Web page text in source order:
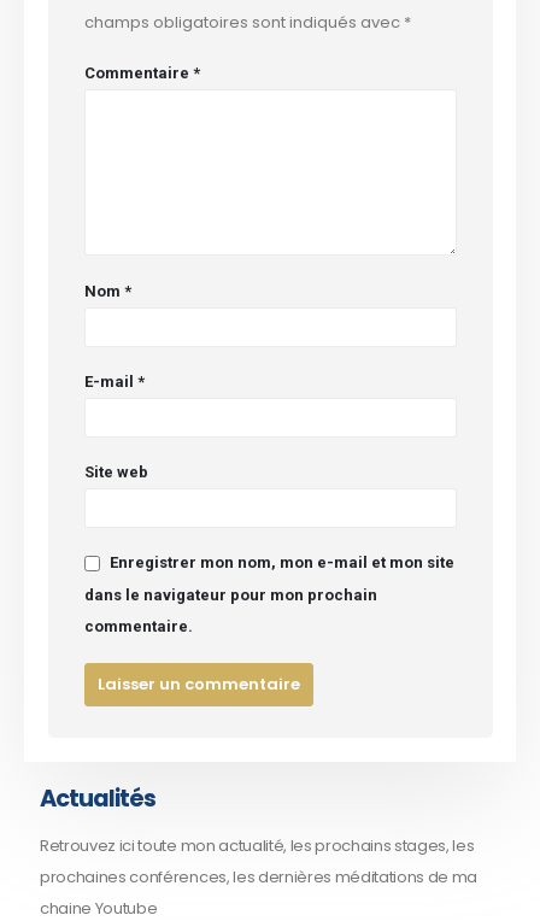
champs obligatoires sont indiqués avec *
Commentaire *
Nom *
E-mail *
Site web
Enregistrer mon nom, mon e-mail et mon site
dans le navigateur pour mon prochain
commentaire.
Actualités
Retrouvez ici toute mon actualité, les prochains stages, les
prochaines conférences, les dernières méditations de ma
chaine Youtube